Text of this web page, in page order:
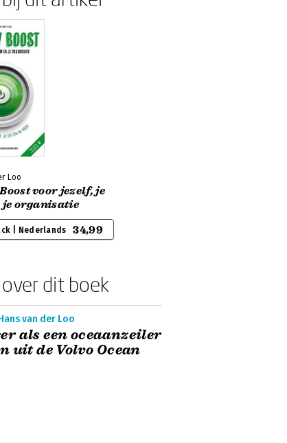
Loo
voor jezelf, je
je organisatie
| Nederlands 34,99
dit boek
van der Loo
als een oceaanzeiler
uit de Volvo Ocean